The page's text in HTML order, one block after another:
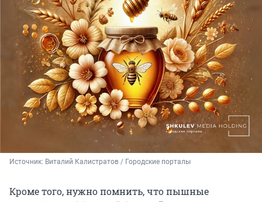
Источник: Виталий Калистратов / Городские порталы
Кроме того, нужно помнить, что пышные